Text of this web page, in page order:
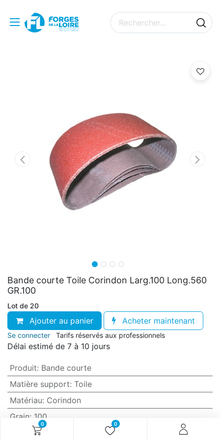
0 0
Bande courte Toile Corindon Larg.100 Long.560
GR.100
Lot de 20
Ajouter au panier Acheter maintenant
Se connecter Tarifs réservés aux professionnels
Délai estimé de 7 à 10 jours
Produit: Bande courte
Matière support: Toile
Matériau: Corindon
Grain: 100
Anti-encrassement
Non (standard)